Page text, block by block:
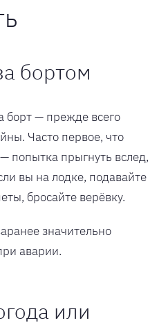
бортом
борт — прежде всего
Часто первое, что
попытка прыгнуть вслед,
вы на лодке, подавайте
бросайте верёвку.
значительно
аварии.
или